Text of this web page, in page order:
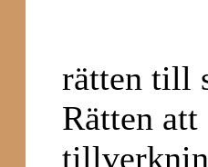
rätten till
Rätten